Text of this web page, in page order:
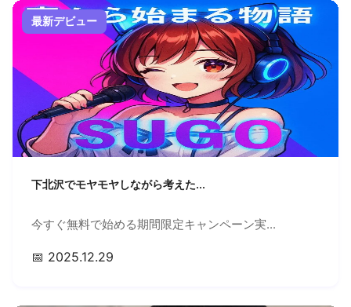
最新デビュー
下北沢でモヤモヤしながら考えた...
今すぐ無料で始める期間限定キャンペーン実...
📅 2025.12.29